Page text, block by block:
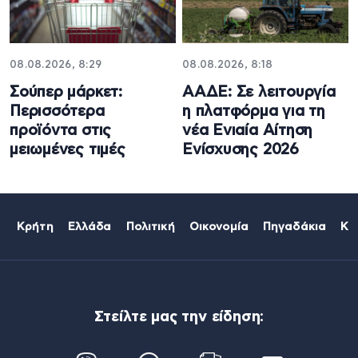
08.08.2026, 8:29
Σούπερ μάρκετ:
Περισσότερα
προϊόντα στις
μειωμένες τιμές
08.08.2026, 8:18
ΑΑΔΕ: Σε λειτουργία
η πλατφόρμα για τη
νέα Ενιαία Αίτηση
Ενίσχυσης 2026
Κρήτη Ελλάδα Πολιτική Οικονομία Πηγαδάκια
Στείλτε μας την είδηση: